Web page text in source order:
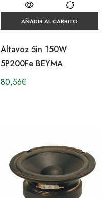
AÑADIR AL CARRITO
Altavoz 5in 150W
5P200Fe BEYMA
80,56€